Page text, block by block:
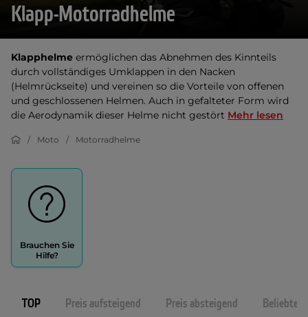
Klapp-Motorradhelme
Klapphelme ermöglichen das Abnehmen des Kinnteils
durch vollständiges Umklappen in den Nacken
(Helmrückseite) und vereinen so die Vorteile von offenen
und geschlossenen Helmen. Auch in gefalteter Form wird
die Aerodynamik dieser Helme nicht gestört Mehr lesen
Moto Motorradhelme
Brauchen Sie
Hilfe?
TOP Preis aufsteigend Preis absteigend